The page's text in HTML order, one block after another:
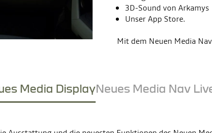
3D-Sound von Arkamys
Unser App Store.
Mit dem Neuen Media
Media DisplayNeues Media Nav